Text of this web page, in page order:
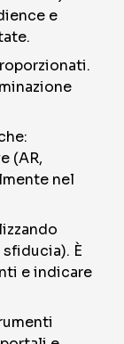
e
(AR,
nel
È
e indicare